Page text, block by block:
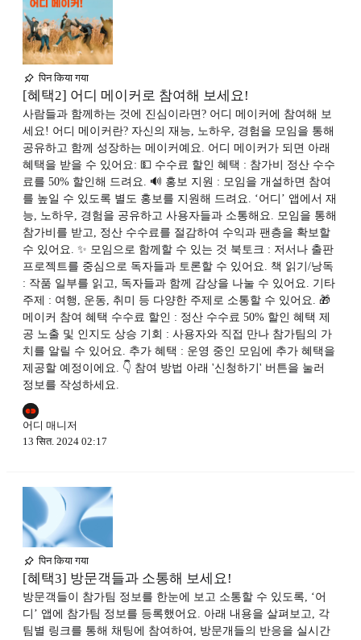
पिन किया गया
[혜택2] 어디 메이커로 참여해 보세요!
사람들과 함께하는 것에 진심이라면? 어디 메이커에 참여해 보
세요! 어디 메이커란? 자신의 재능, 노하우, 경험을 모임을 통해
공유하고 함께 성장하는 메이커예요. 어디 메이커가 되면 아래
혜택을 받을 수 있어요: 💵 수수료 할인 혜택 : 참가비 정산 수수
료를 50% 할인해 드려요. 🔊 홍보 지원 : 모임을 개설하면 참여
를 높일 수 있도록 별도 홍보를 지원해 드려요. ‘어디’ 앱에서 재
능, 노하우, 경험을 공유하고 사용자들과 소통해요. 모임을 통해
참가비를 받고, 정산 수수료를 절감하여 수익과 팬층을 확보할
수 있어요. ✨ 모임으로 함께할 수 있는 것 북토크 : 저서나 출판
프로젝트를 중심으로 독자들과 토론할 수 있어요. 책 읽기/낭독
: 작품 일부를 읽고, 독자들과 함께 감상을 나눌 수 있어요. 기타
주제 : 여행, 운동, 취미 등 다양한 주제로 소통할 수 있어요. 🎁
메이커 참여 혜택 수수료 할인 : 정산 수수료 50% 할인 혜택 제
공 노출 및 인지도 상승 기회 : 사용자와 직접 만나 참가팀의 가
치를 알릴 수 있어요. 추가 혜택 : 운영 중인 모임에 추가 혜택을
제공할 예정이에요. 👇 참여 방법 아래 '신청하기' 버튼을 눌러
정보를 작성하세요.
어디 매니저
13 सित. 2024 02:17
पिन किया गया
[혜택3] 방문객들과 소통해 보세요!
방문객들이 참가팀 정보를 한눈에 보고 소통할 수 있도록, ‘어
디’ 앱에 참가팀 정보를 등록했어요. 아래 내용을 살펴보고, 각
팀별 링크를 통해 채팅에 참여하여, 방문개들의 반응을 실시간